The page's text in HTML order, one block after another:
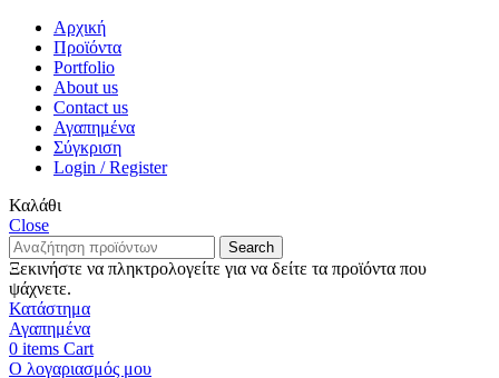
Αρχική
Προϊόντα
Portfolio
About us
Contact us
Αγαπημένα
Σύγκριση
Login / Register
Καλάθι
Close
Search
Ξεκινήστε να πληκτρολογείτε για να δείτε τα προϊόντα που
ψάχνετε.
Κατάστημα
Αγαπημένα
0 items Cart
Ο λογαριασμός μου